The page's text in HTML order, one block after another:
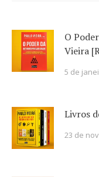
conteúdo
O
Vieira
5 de
Livros
23 de